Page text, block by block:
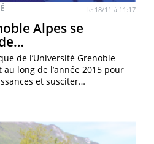
le 18/11 à 11:17
Alpes se
de l’Université Grenoble
au long de l’année 2015 pour
et susciter…